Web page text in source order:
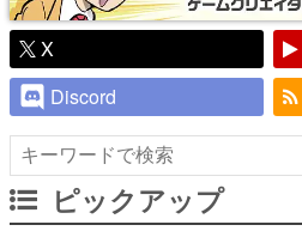
X
Discord
ピックアップ